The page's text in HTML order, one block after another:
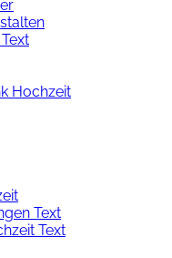
Hochzeit
Text
Text